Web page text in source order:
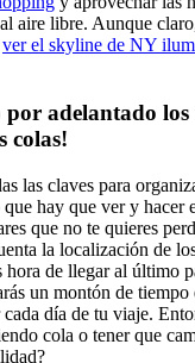
aire libre. Aunque
ver el skyline de NY
por adelantado
colas!
las claves para
hay que ver y hacer
que no te quieres
la localización de
hora de llegar al último
un montón de
cada día de tu viaje.
cola o tener que